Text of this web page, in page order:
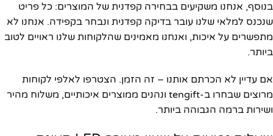
בנוסף, אנחנו משקיעים בבחירה קפדנית של המוצרים: כל פריט
שנכנס למלאי שלנו עובר בדיקה קפדנית ונבחר בקפידה. אנחנו לא
מתפשרים על איכות, ואנחנו מאמינים שהלקוחות שלנו ראויים לטוב
ביותר.
אם עדיין לא הכרתם אותנו – זה הזמן. הצטרפו לאלפי לקוחות
מרוצים שבחרו ב-tengift ונהנים ממוצרים איכותיים, משלוח מהיר
ושירות ברמה הגבוהה ביותר.